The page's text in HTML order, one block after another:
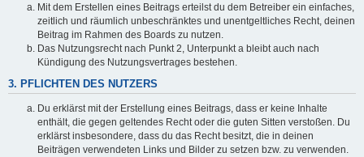
Mit dem Erstellen eines Beitrags erteilst du dem Betreiber ein einfaches,
zeitlich und räumlich unbeschränktes und unentgeltliches Recht, deinen
Beitrag im Rahmen des Boards zu nutzen.
Das Nutzungsrecht nach Punkt 2, Unterpunkt a bleibt auch nach
Kündigung des Nutzungsvertrages bestehen.
3. PFLICHTEN DES NUTZERS
Du erklärst mit der Erstellung eines Beitrags, dass er keine Inhalte
enthält, die gegen geltendes Recht oder die guten Sitten verstoßen. Du
erklärst insbesondere, dass du das Recht besitzt, die in deinen
Beiträgen verwendeten Links und Bilder zu setzen bzw. zu verwenden.